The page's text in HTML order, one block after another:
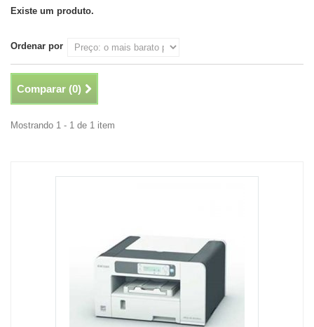
Existe um produto.
Ordenar por
Comparar (0)
Mostrando 1 - 1 de 1 item